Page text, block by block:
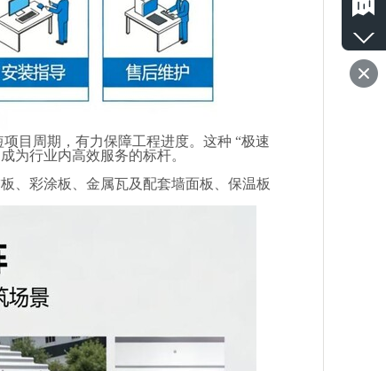
目周期，有力保障工程进度。这种 “极速
为行业内高效服务的标杆。
、彩涂板、金属瓦及配套墙面板、保温板